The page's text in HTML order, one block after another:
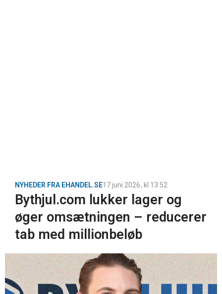
NYHEDER FRA EHANDEL.SE17 juni 2026, kl 13:52
Bythjul.com lukker lager og
øger omsætningen – reducerer
tab med millionbeløb